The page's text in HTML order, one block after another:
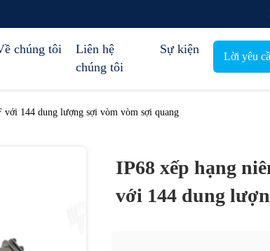
chúng tôi
Liên hệ
chúng tôi
Sự kiện
Lời yêu
với 144 dung lượng sợi vòm vòm sợi quang
IP68 xếp hạng
với 144 dung